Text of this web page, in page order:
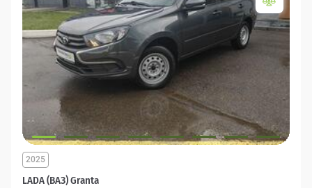
LADA (ВАЗ) Granta
2025